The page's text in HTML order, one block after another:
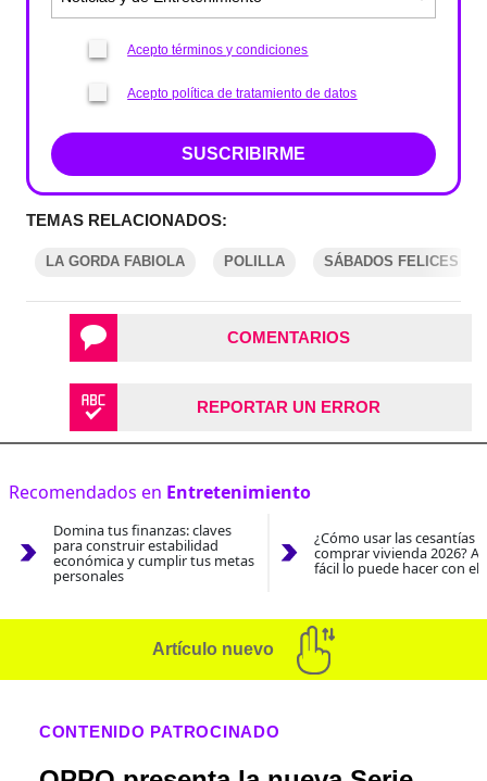
Acepto términos y condiciones
Acepto política de tratamiento de datos
SUSCRIBIRME
TEMAS RELACIONADOS:
LA GORDA FABIOLA POLILLA SÁBADOS FELICES
COMENTARIOS
REPORTAR UN ERROR
Recomendados en Entretenimiento
Domina tus finanzas: claves
para construir estabilidad
económica y cumplir tus metas
personales
¿Cómo usar las cesantías
comprar vivienda 2026?
fácil lo puede hacer con el
Artículo nuevo
CONTENIDO PATROCINADO